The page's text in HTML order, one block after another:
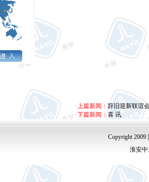
·上篇新闻： 辞旧迎新联谊
·下篇新闻：喜 讯
Copyright
淮安